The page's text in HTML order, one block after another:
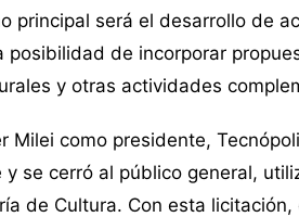
principal será el desarrollo de
posibilidad de incorporar
y otras actividades
Milei como presidente,
se cerró al público general,
de Cultura. Con esta